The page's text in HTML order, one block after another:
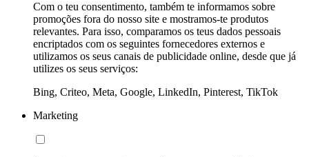
Com o teu consentimento, também te informamos sobre
promoções fora do nosso site e mostramos-te produtos
relevantes. Para isso, comparamos os teus dados pessoais
encriptados com os seguintes fornecedores externos e
utilizamos os seus canais de publicidade online, desde que já
utilizes os seus serviços:
Bing, Criteo, Meta, Google, LinkedIn, Pinterest, TikTok
Marketing